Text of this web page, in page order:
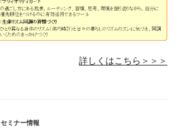
詳しくはこちら＞＞＞
セミナー情報